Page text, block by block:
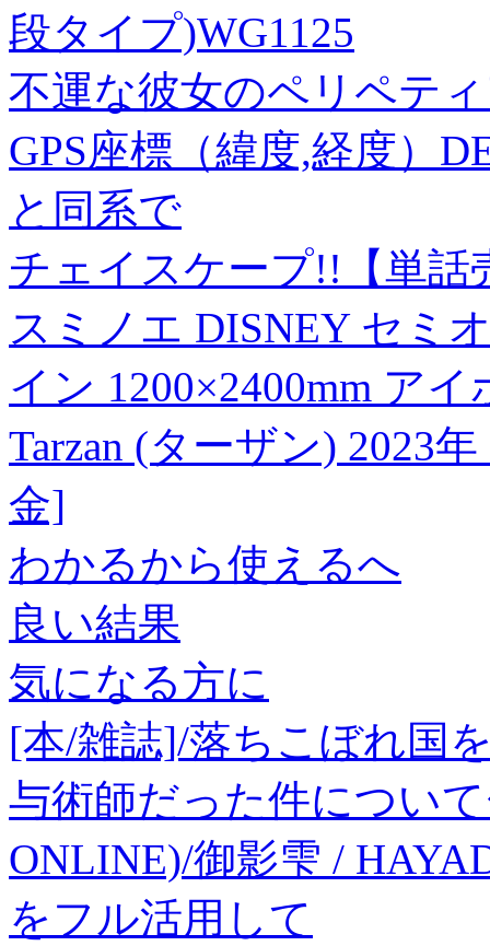
段タイプ)WG1125
不運な彼女のペリペテ
GPS座標（緯度,経度）
と同系で
チェイスケープ!!【単話
スミノエ DISNEY セミ
イン 1200×2400mm ア
Tarzan (ターザン) 2023
金]
わかるから使えるへ
良い結果
気になる方に
[本/雑誌]/落ちこぼれ国
与術師だった件につい
ONLINE)/御影雫 /
をフル活用して